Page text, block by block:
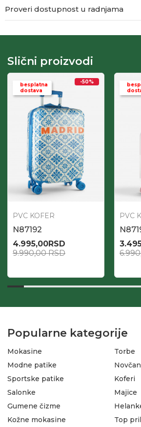
Proveri dostupnost u radnjama
Slični proizvodi
besplatna
dostava
-50%
PVC KOFER
N87192
4.995,00RSD
9.990,00RSD
PVC
Popularne kategorije
Mokasine
Modne patike
Sportske patike
Salonke
Gumene čizme
Torbe
Koferi
Majice
Kožne mokasine
Top